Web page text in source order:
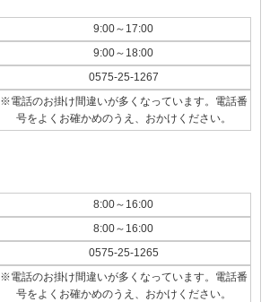
9:00～17:00
9:00～18:00
0575-25-1267
※電話のお掛け間違いが多くなっています。電話番
号をよくお確かめのうえ、おかけください。
8:00～16:00
8:00～16:00
0575-25-1265
※電話のお掛け間違いが多くなっています。電話番
号をよくお確かめのうえ、おかけください。